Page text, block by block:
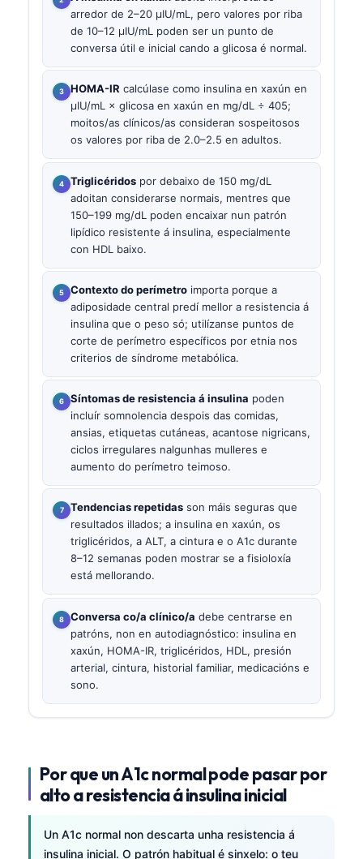
arredor de 2–20 µIU/mL, pero valores por riba
de 10–12 µIU/mL poden ser un punto de
conversa útil e inicial cando a glicosa é normal.
HOMA-IR calcúlase como insulina en xaxún en
µIU/mL × glicosa en xaxún en mg/dL ÷ 405;
moitos/as clínicos/as consideran sospeitosos
os valores por riba de 2.0–2.5 en adultos.
Triglicéridos por debaixo de 150 mg/dL
adoitan considerarse normais, mentres que
150–199 mg/dL poden encaixar nun patrón
lipídico resistente á insulina, especialmente
con HDL baixo.
Contexto do perímetro importa porque a
adiposidade central predí mellor a resistencia á
insulina que o peso só; utilízanse puntos de
corte de perímetro específicos por etnia nos
criterios de síndrome metabólica.
Síntomas de resistencia á insulina poden
incluír somnolencia despois das comidas,
ansias, etiquetas cutáneas, acantose nigricans,
ciclos irregulares nalgunhas mulleres e
aumento do perímetro teimoso.
Tendencias repetidas son máis seguras que
resultados illados; a insulina en xaxún, os
triglicéridos, a ALT, a cintura e o A1c durante
8–12 semanas poden mostrar se a fisioloxía
está mellorando.
Conversa co/a clínico/a debe centrarse en
patróns, non en autodiagnóstico: insulina en
xaxún, HOMA-IR, triglicéridos, HDL, presión
arterial, cintura, historial familiar, medicacións e
sono.
Por que un A1c normal pode pasar por
alto a resistencia á insulina inicial
Un A1c normal non descarta unha resistencia á
insulina inicial. O patrón habitual é sinxelo: o teu